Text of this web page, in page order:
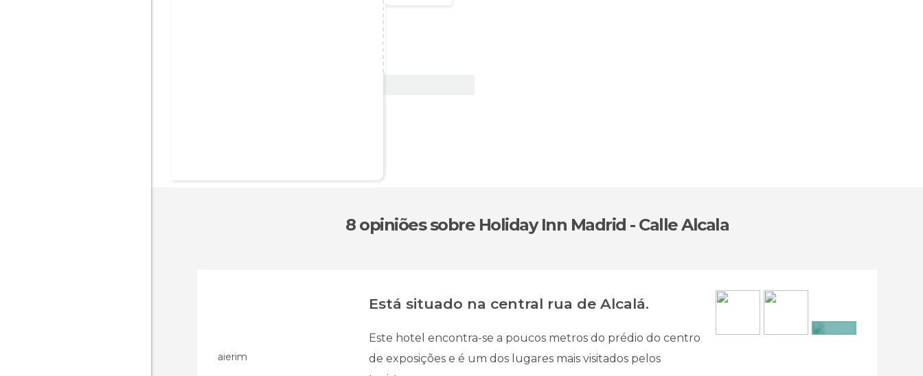
8 opiniõessobre Holiday Inn Madrid - Calle Alcala
aierim
Está situado na central rua de Alcalá.
Este hotel encontra-se a poucos metros do prédio do centro
de exposições e é um dos lugares mais visitados pelos